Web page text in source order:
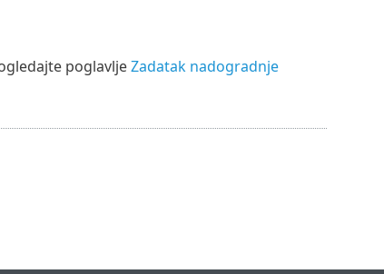
poglavljeZadatak nadogradnje